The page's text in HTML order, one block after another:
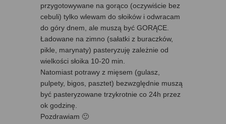
przygotowywane na gorąco (oczywiście bez
cebuli) tylko wlewam do słoików i odwracam
do góry dnem, ale muszą być GORĄCE.
Ładowane na zimno (sałatki z buraczków,
pikle, marynaty) pasteryzuję zależnie od
wielkości słoika 10-20 min.
Natomiast potrawy z mięsem (gulasz,
pulpety, bigos, pasztet) bezwzględnie muszą
być pasteryzowane trzykrotnie co 24h przez
ok godzinę.
Pozdrawiam 🙂